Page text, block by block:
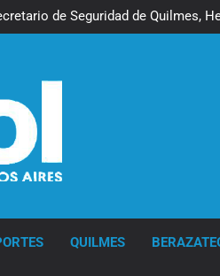
de Seguridad de Quilmes,
confirmó que tuvo un «brote
de Seguridad de Quilmes,
confirmó que tuvo un «brote
consiguió la mayoría y rechazó el
QUILMES